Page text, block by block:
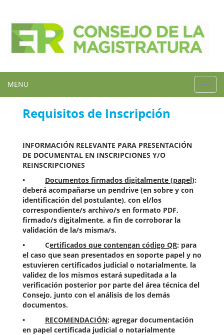
MENU
Requisitos de Inscripción
INFORMACIÓN RELEVANTE PARA PRESENTACIÓN
DE DOCUMENTAL EN INSCRIPCIONES Y/O
REINSCRIPCIONES
• Documentos firmados digitalmente (papel):
deberá acompañarse un pendrive (en sobre y con
identificación del postulante), con el/los
correspondiente/s archivo/s en formato PDF,
firmado/s digitalmente, a fin de corroborar la
validación de la/s misma/s.
• Certificados que contengan código QR: para
el caso que sean presentados en soporte papel y no
estuvieren certificados judicial o notarialmente, la
validez de los mismos estará supeditada a la
verificación posterior por parte del área técnica del
Consejo, junto con el análisis de los demás
documentos.
• RECOMENDACIÓN: agregar documentación
en papel certificada judicial o notarialmente